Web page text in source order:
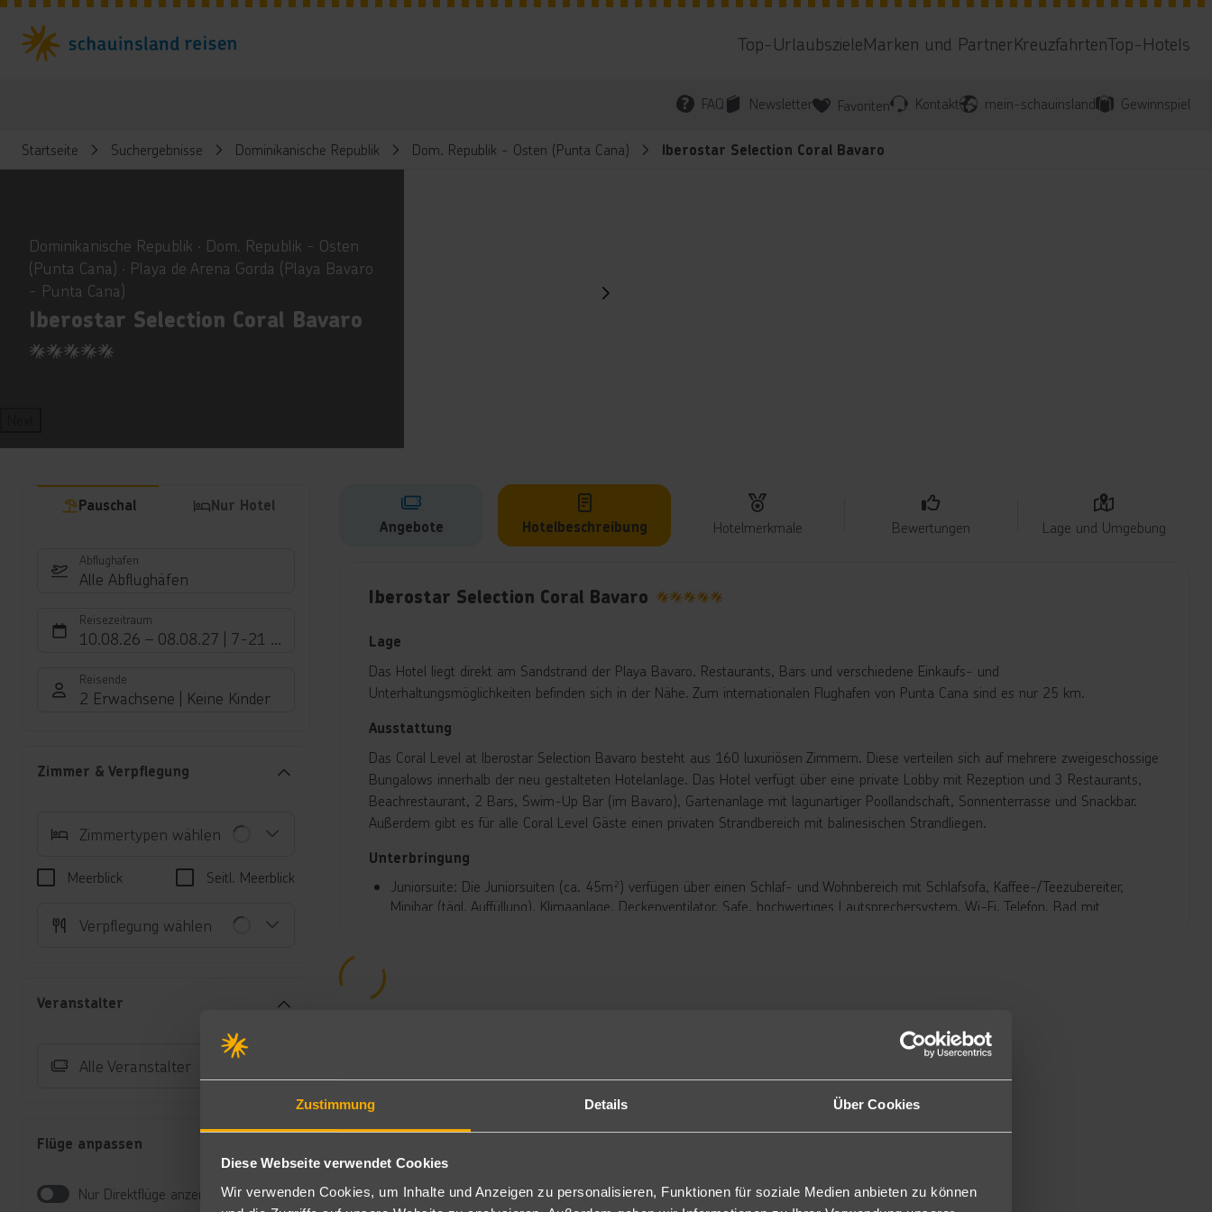
Zustimmung Details Über Cookies
Diese Webseite verwendet Cookies
Wir verwenden Cookies, um Inhalte und Anzeigen zu personalisieren, Funktionen für soziale Medien anbieten zu können
Top-UrlaubszieleMarken und PartnerKreuzfahrtenTop-Hotels
FAQ Newsletter Favoriten Kontakt mein-schauinsland Gewinnspiel
Startseite Suchergebnisse Dominikanische Republik Dom. Republik - Osten (Punta Cana) Iberostar Selection Coral Bavaro
Dominikanische Republik ∙ Dom. Republik - Osten
(Punta Cana) ∙ Playa de Arena Gorda (Playa Bavaro
- Punta Cana)
Iberostar Selection Coral Bavaro
5
Pauschal Nur Hotel
Abflughafen
Alle Abflughäfen
Reisezeitraum
10.08.26 – 08.08.27 7-21 Nächte
Reisende
2 Erwachsene Keine Kinder
Zimmer & Verpflegung
Zimmertypen wählen
Meerblick Seitl. Meerblick
Verpflegung wählen
Veranstalter
Alle Veranstalter
Flüge anpassen
Nur Direktflüge anzeigen
Angebote Hotelbeschreibung Hotelmerkmale Bewertungen Lage und Umgebung
Iberostar Selection Coral Bavaro
Lage
Das Hotel liegt direkt am Sandstrand der Playa Bavaro. Restaurants, Bars und verschiedene Einkaufs- und
Unterhaltungsmöglichkeiten befinden sich in der Nähe. Zum internationalen Flughafen von Punta Cana sind es nur 25 km.
Ausstattung
Das Coral Level at Iberostar Selection Bavaro besteht aus 160 luxuriösen Zimmern. Diese verteilen sich auf mehrere zweigeschossige
Bungalows innerhalb der neu gestalteten Hotelanlage. Das Hotel verfügt über eine private Lobby mit Rezeption und 3 Restaurants,
Beachrestaurant, 2 Bars, Swim-Up Bar (im Bavaro), Gartenanlage mit lagunartiger Poollandschaft, Sonnenterrasse und Snackbar.
Außerdem gibt es für alle Coral Level Gäste einen privaten Strandbereich mit balinesischen Strandliegen.
Unterbringung
Juniorsuite: Die Juniorsuiten (ca. 45m²) verfügen über einen Schlaf- und Wohnbereich mit Schlafsofa, Kaffee-/Teezubereiter,
Minibar (tägl. Auffüllung), Klimaanlage, Deckenventilator, Safe, hochwertiges Lautsprechersystem, Wi-Fi, Telefon, Bad mit
Family Juniorsuite: Die Family Juniorsuiten (ca. 90²m) verfügen über zwei Schlafzimmer mit Kingsize-Bett oder zwei Queensize-
Deckenventilator und Balkon mit Gartenblick (FJS/FK8/FK9).
Hinweis: In der Karibik sind die meisten Zimmer mit zwei Queensize-Betten oder einem Kingsize-Bett ausgestattet (ca. 1,40 x
Juniorsuite Terrasse (PUJ292I): Die Juniorsuiten ca. 41 m² groß sind ausgestattet mit Bademäntel und Slipper, TV, Klimaanlage,
Bad mit Dusche/WC, Minibar, Safe und Terrasse (TJS). Wahlweise auch zur Alleinnutzung (TJE) oder gegen Aufpreis mit Oceanfront
und Pool Access (CJO/ECJ) buchbar.